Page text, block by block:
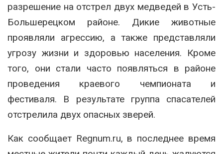
разрешение на отстрел двух медведей в Усть-
Большерецком районе. Дикие животные
проявляли агрессию, а также представляли
угрозу жизни и здоровью населения. Кроме
того, они стали часто появляться в районе
проведения краевого чемпионата и
фестиваля. В результате группа спасателей
отстрелила двух опасных зверей.
Как сообщает Regnum.ru, в последнее время